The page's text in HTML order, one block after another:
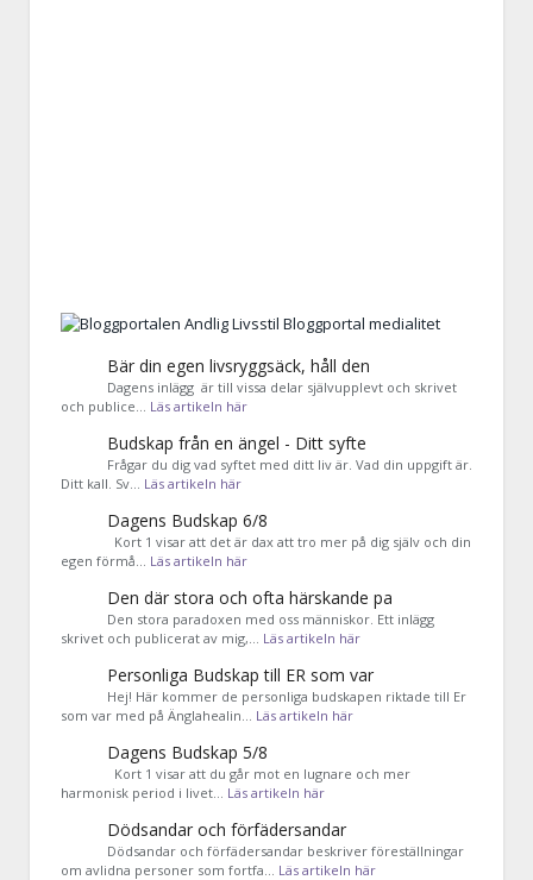
Bär din egen livsryggsäck, håll den
Dagens inlägg är till vissa delar självupplevt och skrivet
och publice… Läs artikeln här
Budskap från en ängel - Ditt syfte
Frågar du dig vad syftet med ditt liv är. Vad din uppgift är.
Ditt kall. Sv… Läs artikeln här
Dagens Budskap 6/8
Kort 1 visar att det är dax att tro mer på dig själv och din
egen förmå… Läs artikeln här
Den där stora och ofta härskande pa
Den stora paradoxen med oss människor. Ett inlägg
skrivet och publicerat av mig,… Läs artikeln här
Personliga Budskap till ER som var
Hej! Här kommer de personliga budskapen riktade till Er
som var med på Änglahealin… Läs artikeln här
Dagens Budskap 5/8
Kort 1 visar att du går mot en lugnare och mer
harmonisk period i livet… Läs artikeln här
Dödsandar och förfädersandar
Dödsandar och förfädersandar beskriver föreställningar
om avlidna personer som fortfa… Läs artikeln här